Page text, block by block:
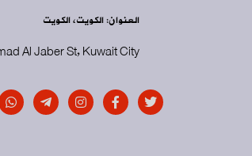
العنوان: الكويت، الكويت
Al Jaber St, Kuwait City